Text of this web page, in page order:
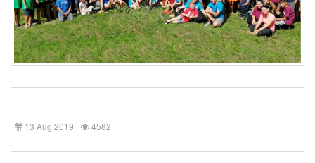
13 Aug 2019 4582